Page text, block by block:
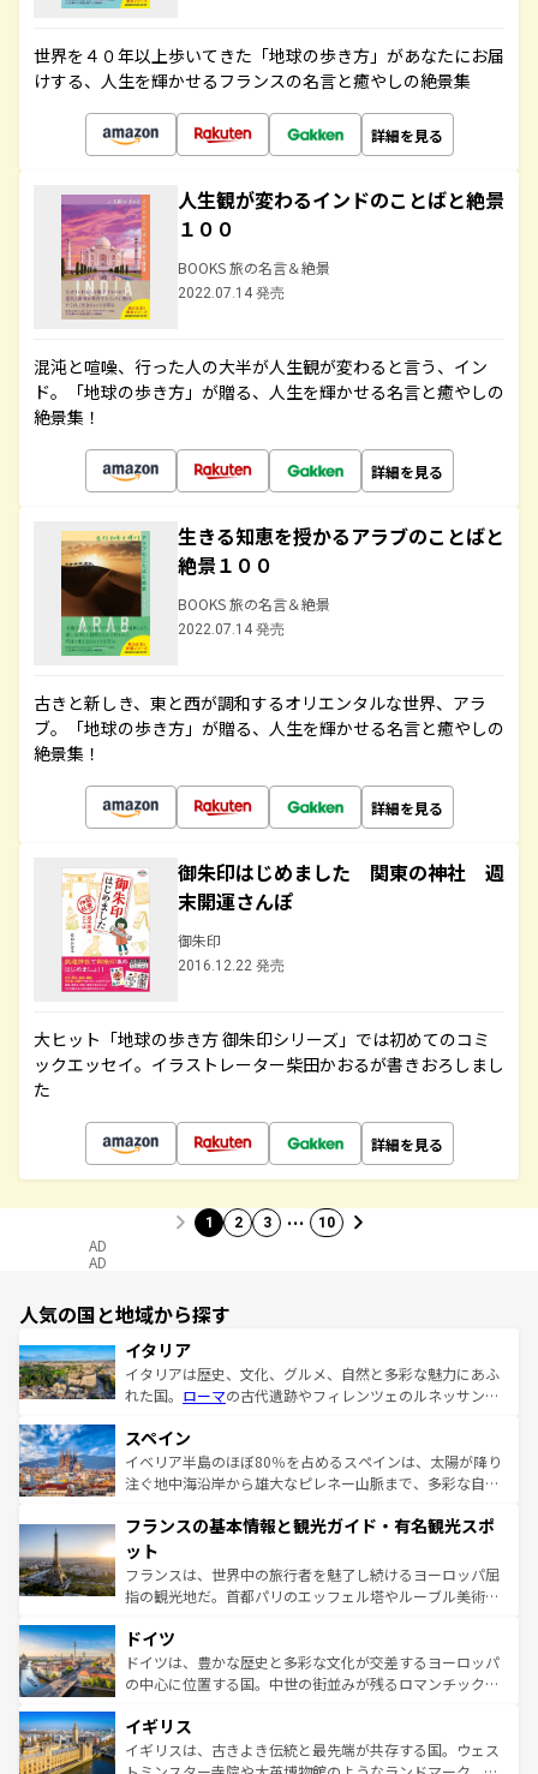
世界を４０年以上歩いてきた「地球の歩き方」があなたにお届
けする、人生を輝かせるフランスの名言と癒やしの絶景集
詳細を見る
人生観が変わるインドのことばと絶景
１００
BOOKS 旅の名言＆絶景
2022.07.14 発売
混沌と喧噪、行った人の大半が人生観が変わると言う、イン
ド。「地球の歩き方」が贈る、人生を輝かせる名言と癒やしの
絶景集！
詳細を見る
生きる知恵を授かるアラブのことばと
絶景１００
BOOKS 旅の名言＆絶景
2022.07.14 発売
古きと新しき、東と西が調和するオリエンタルな世界、アラ
ブ。「地球の歩き方」が贈る、人生を輝かせる名言と癒やしの
絶景集！
詳細を見る
御朱印はじめました 関東の神社 週
末開運さんぽ
御朱印
2016.12.22 発売
大ヒット「地球の歩き方 御朱印シリーズ」では初めてのコミ
ックエッセイ。イラストレーター柴田かおるが書きおろしまし
た
詳細を見る
1 2 3 … 10
AD
AD
人気の国と地域から探す
イタリア
イタリアは歴史、文化、グルメ、自然と多彩な魅力にあふ
れた国。 ローマの古代遺跡やフィレンツェのルネッサンス
ろん、トスカーナの美しい田園風景やアマルフィ海岸の絶
景など、自然景観も見逃せない。観光の合間には、本場の
ピザやパスタなど、絶品のイタリア料理を堪能することも
ませてくれるイタリアで、忘れられない旅をしてみよう！
なお、新着のイタリア情報は
しい。
スペイン
イベリア半島のほぼ80％を占めるスペインは、太陽が降り
注ぐ地中海沿岸から雄大なピレネー山脈まで、多彩な自然
文化が根付くこの国では、情熱的なフラメンコ、熱気あふ
れる闘牛、そして美味しいタパスが生活の一部となってい
る。首都マドリードの洗練された雰囲気や、バルセロナの
アートに溢れた街角から、地方では古代ローマ遺跡や中世
せる。地方によって風土や気候が異なるスペインはその個
性で訪れる人を魅了する。 なお、新着のスペイン情報は コ
ンテンツ一覧を参照してほしい。
フランスの基本情報と観光ガイド・有名観光スポ
ット
フランスは、世界中の旅行者を魅了し続けるヨーロッパ屈
指の観光地だ。首都パリのエッフェル塔やルーブル美術館
で、幅広い魅力が詰まっている。華麗な宮殿、歴史的な大
聖堂、美しいビーチ、そして豊かな自然が、訪れる者を心
から魅了する。また、フランスは美食の国としても知ら
いる。シャンパンの発祥地であるランス、プロヴァンスの
香り高いラベンダー畑など、多彩な楽しみ方が可能だ。さ
らに、パリ以外の地域にも魅力が溢れており、どの街角に
ドイツ
ドイツは、豊かな歴史と多彩な文化が交差するヨーロッパ
の中心に位置する国。中世の街並みが残るロマンチック街
顔を持つこの国は、どこを歩いても飽きることがない。ベ
ルリンの文化的活気、バイエルン州のアルプスの絶景、そ
してライン川沿いのワイン畑といった風景は必見。ビール
イギリス
イギリスは、古きよき伝統と最先端が共存する国。ウェス